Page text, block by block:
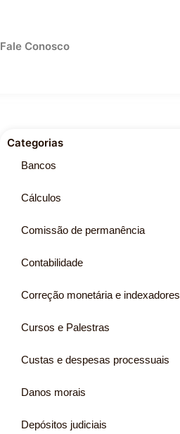
Fale Conosco
Categorias
Bancos
Cálculos
Comissão de permanência
Contabilidade
Correção monetária e indexadores
Cursos e Palestras
Custas e despesas processuais
Danos morais
Depósitos judiciais